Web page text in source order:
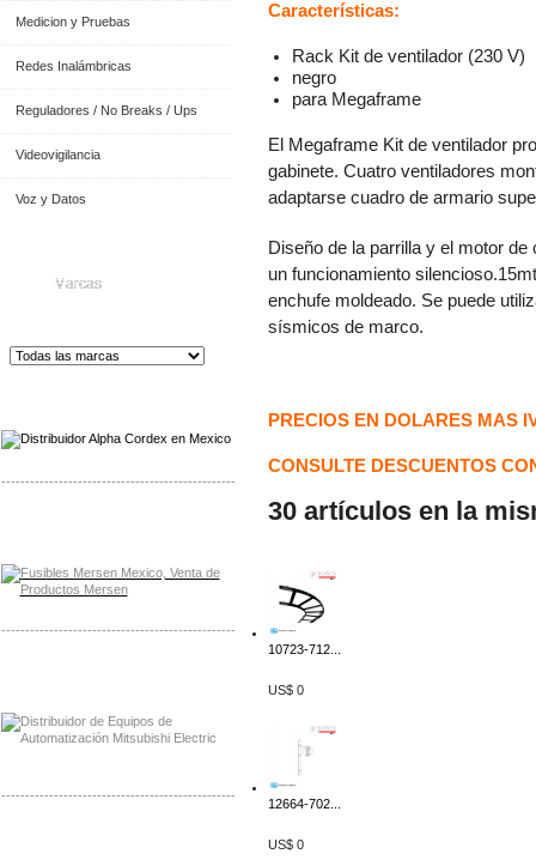
Medicion y Pruebas
Redes Inalámbricas
Reguladores / No Breaks / Ups
Videovigilancia
Voz y Datos
Marcas
-------------------------------------------------
-------------------------------------------------
-------------------------------------------------
Características:
Rack Kit de ventilador (230 V)
negro
para Megaframe
El Megaframe Kit de ventilador
gabinete. Cuatro ventiladores
adaptarse cuadro de armario
Diseño de la parrilla y el motor
un funcionamiento silencioso.
enchufe moldeado. Se puede
sísmicos de marco.
PRECIOS EN DOLARES MAS
CONSULTE DESCUENTOS
30 artículos en la
10723-712...
US$ 0
12664-702...
US$ 0